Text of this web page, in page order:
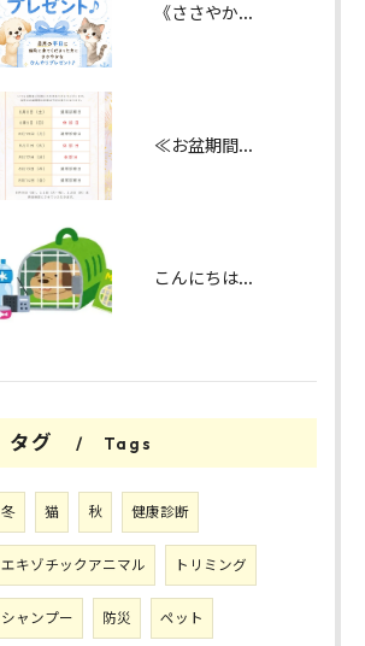
《ささやかなひんやりをプレゼント🎁♪》
≪お盆期間の診察日のお知らせ≫
こんにちは！みたかマロン動物病院です。
タグ Tags
冬 猫 秋 健康診断
エキゾチックアニマル トリミング
シャンプー 防災 ペット